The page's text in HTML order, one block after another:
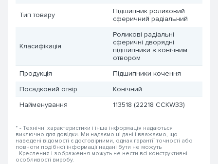
Тип товару
Підшипник роликовий
сферичний радіальний
Класифікація
Роликові радіальні
сферичні дворядні
підшипники з конічним
отвором
Продукція
Підшипники кочення
Посадковий отвір
Конічний
Найменування
113518 (22218 CCKW33)
* - Технічні характеристики і інша інформація надаються
виключно для довідки. Ми надаємо ці дані і вважаємо, що
наведені відомості є достовірними, однак гарантії точності або
повноти подібної інформації надані бути не можуть
- Креслення і зображення можуть не нести всі конструктивні
особливості виробу.